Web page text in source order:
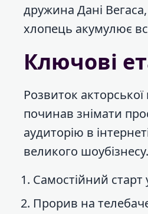
дружина Дані
хлопець акумулює
Ключові
Розвиток
починав знімати
аудиторію в
великого шоубізнесу.
Самостійний старт
Прорив на